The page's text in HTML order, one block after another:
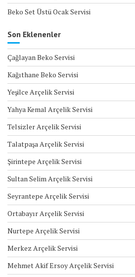
Beko Set Üstü Ocak Servisi
Son Eklenenler
Çağlayan Beko Servisi
Kağıthane Beko Servisi
Yeşilce Arçelik Servisi
Yahya Kemal Arçelik Servisi
Telsizler Arçelik Servisi
Talatpaşa Arçelik Servisi
Şirintepe Arçelik Servisi
Sultan Selim Arçelik Servisi
Seyrantepe Arçelik Servisi
Ortabayır Arçelik Servisi
Nurtepe Arçelik Servisi
Merkez Arçelik Servisi
Mehmet Akif Ersoy Arçelik Servisi